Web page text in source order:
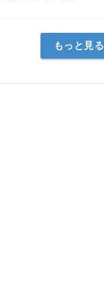
もっと見る